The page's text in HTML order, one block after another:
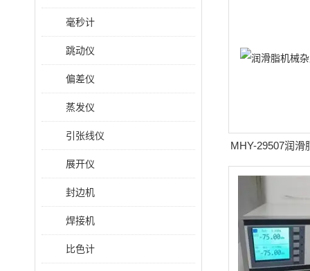
毫秒计
跳动仪
偏差仪
蒸发仪
引张线仪
展开仪
封边机
焊接机
比色计
MHY-29507润滑
测